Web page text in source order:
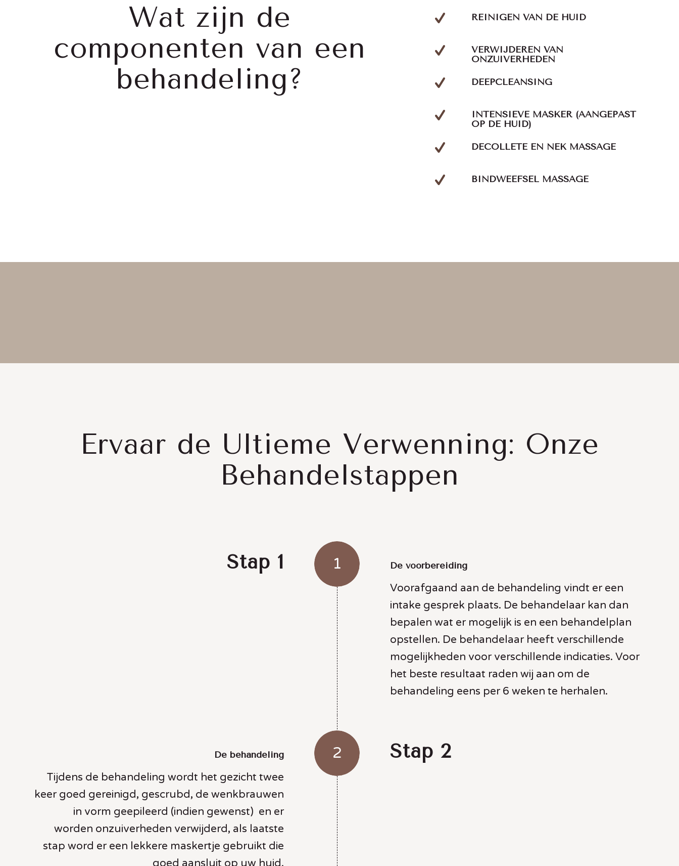
Wat zijn de
componenten van een
behandeling?
REINIGEN VAN DE HUID
VERWIJDEREN VAN
ONZUIVERHEDEN
DEEPCLEANSING
INTENSIEVE MASKER (AANGEPAST
OP DE HUID)
DECOLLETE EN NEK MASSAGE
BINDWEEFSEL MASSAGE
Ervaar de Ultieme Verwenning: Onze
Behandelstappen
Stap 1 1 De voorbereiding
Voorafgaand aan de behandeling vindt er een
intake gesprek plaats. De behandelaar kan dan
bepalen wat er mogelijk is en een behandelplan
opstellen. De behandelaar heeft verschillende
mogelijkheden voor verschillende indicaties. Voor
het beste resultaat raden wij aan om de
behandeling eens per 6 weken te herhalen.
De behandeling
Tijdens de behandeling wordt het gezicht twee
keer goed gereinigd, gescrubd, de wenkbrauwen
in vorm geepileerd (indien gewenst) en er
worden onzuiverheden verwijderd, als laatste
stap word er een lekkere maskertje gebruikt die
goed aansluit op uw huid.
2 Stap 2